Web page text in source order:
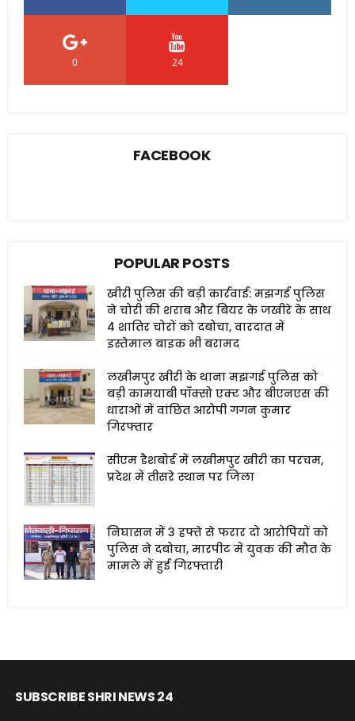
0 24
FACEBOOK
POPULAR POSTS
खीरी पुलिस की बड़ी कार्रवाई: मझगई पुलिस
ने चोरी की शराब और बियर के जखीरे के साथ
4 शातिर चोरों को दबोचा, वारदात में
इस्तेमाल बाइक भी बरामद
लखीमपुर खीरी के थाना मझगई पुलिस को
बड़ी कामयाबी पॉक्सो एक्ट और बीएनएस की
धाराओं में वांछित आरोपी गगन कुमार
गिरफ्तार
सीएम डैशबोर्ड में लखीमपुर खीरी का परचम,
प्रदेश में तीसरे स्थान पर जिला
निघासन में 3 हफ्ते से फरार दो आरोपियों को
पुलिस ने दबोचा, मारपीट में युवक की मौत के
मामले में हुई गिरफ्तारी
SUBSCRIBE SHRI NEWS 24